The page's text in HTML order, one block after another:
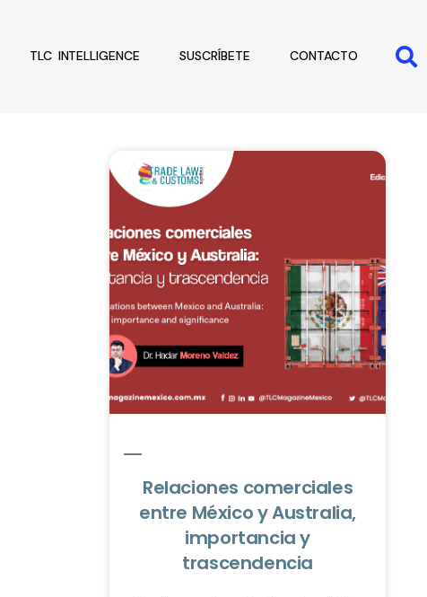
TLC INTELLIGENCE SUSCRÍBETE CONTACTO
Relaciones comerciales
entre México y Australia,
importancia y
trascendencia